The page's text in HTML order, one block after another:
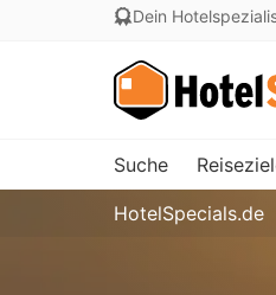
Dein
Suche
HotelSpecials.de